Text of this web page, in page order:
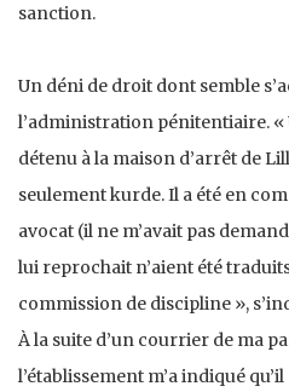
sanction.
Un déni de droit dont semble
l’administration pénitentiaire. «
détenu à la maison d’arrêt de
seulement kurde. Il a été en
avocat (il ne m’avait pas
lui reprochait n’aient été
commission de discipline »,
À la suite d’un courrier de ma
l’établissement m’a indiqué